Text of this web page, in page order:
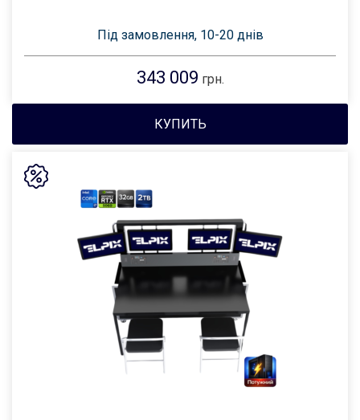
Під замовлення, 10-20 днів
343 009 грн.
КУПИТЬ